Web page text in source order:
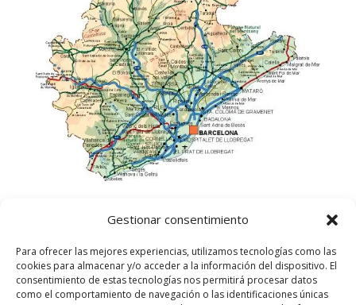
Gestionar consentimiento
Para ofrecer las mejores experiencias, utilizamos tecnologías como las
cookies para almacenar y/o acceder a la información del dispositivo. El
consentimiento de estas tecnologías nos permitirá procesar datos
como el comportamiento de navegación o las identificaciones únicas